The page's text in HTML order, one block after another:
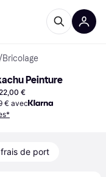
/Bricolage
Peinture
€
€ avec
de port